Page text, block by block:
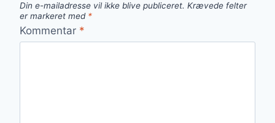
Din e-mailadresse vil ikke blive publiceret. Krævede felter
er markeret med *
Kommentar *